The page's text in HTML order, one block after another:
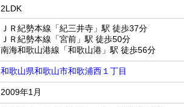
2LDK
ＪＲ紀勢本線「紀三井寺」駅 徒歩37分
ＪＲ紀勢本線「宮前」駅 徒歩50分
南海和歌山港線「和歌山港」駅 徒歩56分
和歌山県和歌山市和歌浦西１丁目
2009年1月